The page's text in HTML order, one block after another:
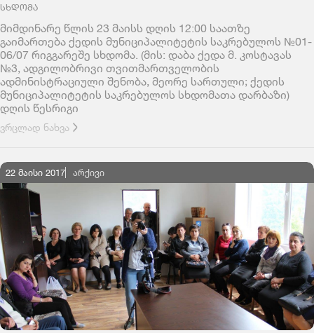
ᲡᲮᲓᲝᲛᲐ
მიმდინარე წლის 23 მაისს დღის 12:00 საათზე
გაიმართება ქედის მუნიციპალიტეტის საკრებულოს №01-
06/07 რიგგარეშე სხდომა. (მის: დაბა ქედა მ. კოსტავას
№3, ადგილობრივი თვითმართველობის
ადმინისტრაციული შენობა, მეორე სართული; ქედის
მუნიციპალიტეტის საკრებულოს სხდომათა დარბაზი)
დღის წესრიგი
ვრცლად ნახვა
22 მაისი 2017 ᲐᲠᲥᲘᲕᲘ